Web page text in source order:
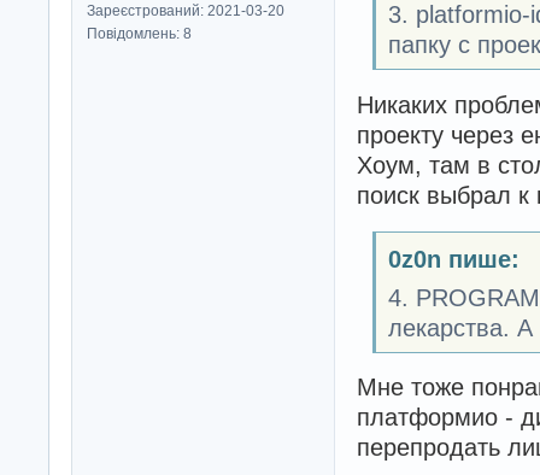
Зареєстрований: 2021-03-20
Повідомлень: 8
3. platformio-
папку с
Никаких
проекту через
Хоум, там в
поиск выбрал к
0z0n пише:
4.
лекарства. А
Мне тоже
платформио -
перепродать